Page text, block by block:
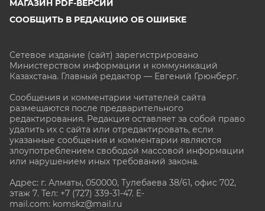
МАГАЗИН PDF-ВЕРСИЙ
СООБЩИТЬ В РЕДАКЦИЮ ОБ ОШИБКЕ
Сетевое издание (сайт) зарегистрировано
Министерством информации и коммуникаций
Казахстана. Главный редактор — Евгений Грюнберг.
Сообщения и комментарии читателей сайта
размещаются после предварительного
редактирования. Редакция оставляет за собой право
удалить их с сайта или отредактировать, если
указанные сообщения и комментарии являются
злоупотреблением свободой массовой информации
или нарушением иных требований закона.
Адрес: г. Алматы, 050000, Тулебаева 38/61, офис 702,
этаж 7. Тел: +7 (727) 339-31-47. E-
mail.com: komskz@mail.ru